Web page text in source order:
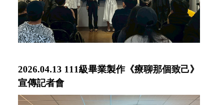
2026.04.13 111級畢業製作《療聊那個致己》
宣傳記者會